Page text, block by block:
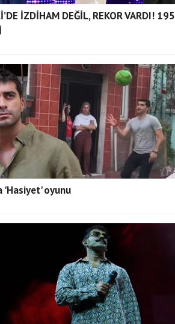
İZDİHAM DEĞİL, REKOR VARDI! 195
'Hasiyet' oyunu